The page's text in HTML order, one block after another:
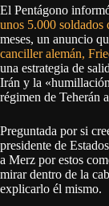
El Pentágono
unos 5.000 soldados
meses, un anuncio
canciller alemán,
una estrategia de
Irán y la
régimen de Teherán
Preguntada por si
presidente de
a Merz por estos
mirar dentro de la
explicarlo él mismo.